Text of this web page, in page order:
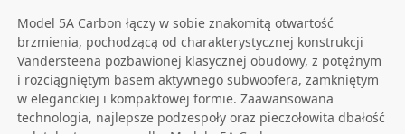
Model 5A Carbon łączy w sobie znakomitą otwartość
brzmienia, pochodzącą od charakterystycznej konstrukcji
Vandersteena pozbawionej klasycznej obudowy, z potężnym
i rozciągniętym basem aktywnego subwoofera, zamkniętym
w eleganckiej i kompaktowej formie. Zaawansowana
technologia, najlepsze podzespoły oraz pieczołowita dbałość